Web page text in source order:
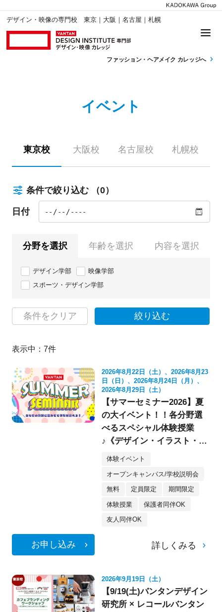
デザイン・映像の専門校 東京｜大阪｜名古屋｜札幌
ファッション・ ヘアメイク カレッジへ
イベント
東京校 大阪校 名古屋校 札幌校
条件で絞り込む （0）
日付
分野を選択 年齢を選択 内容を選択
デザイン学部
映像学部
スポーツ・デザイン学部
条件をクリア 絞り込む
表示中： 7件
2026年8月22日（土）、2026年8月23
日（日）、2026年8月24日（月）、
2026年8月29日（土）
【サマーセミナー2026】夏
の大イベント！！各分野選
べるスペシャル体験授業
♪《デザイン・イラスト・映
像・スケボー・フォト》
体験イベント
オープンキャンパス/学校説明会
無料 定員限定 期間限定
体験授業 保護者同伴OK
友人同伴OK
お申し込み 詳しくみる
2026年9月19日（土）
【9/19(土)バンタンデザイン
研究所 × レコールバンタン